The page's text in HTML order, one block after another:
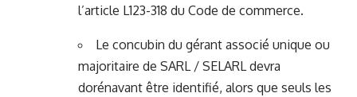
l’article L123-318 du Code de commerce.
Le concubin du gérant associé unique ou
majoritaire de SARL / SELARL devra
dorénavant être identifié, alors que seuls les